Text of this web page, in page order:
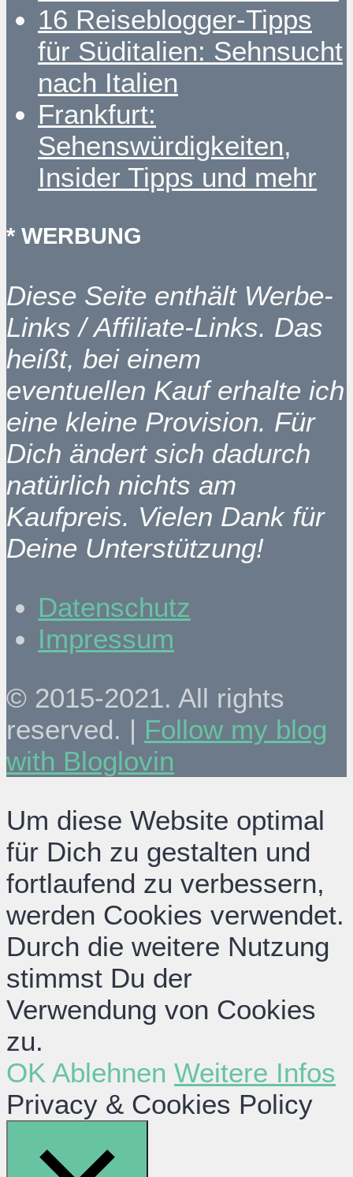
16 Reiseblogger-Tipps
für Süditalien: Sehnsucht
nach Italien
Frankfurt:
Sehenswürdigkeiten,
Insider Tipps und mehr
* WERBUNG
Diese Seite enthält Werbe-
Links / Affiliate-Links. Das
heißt, bei einem
eventuellen Kauf erhalte ich
eine kleine Provision. Für
Dich ändert sich dadurch
natürlich nichts am
Kaufpreis. Vielen Dank für
Deine Unterstützung!
Datenschutz
Impressum
© 2015-2021. All rights
reserved. | Follow my blog
with Bloglovin
Um diese Website optimal
für Dich zu gestalten und
fortlaufend zu verbessern,
werden Cookies verwendet.
Durch die weitere Nutzung
stimmst Du der
Verwendung von Cookies
zu.
OK Ablehnen Weitere Infos
Privacy & Cookies Policy